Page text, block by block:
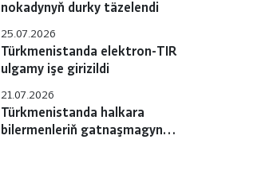
nokadynyň durky täzelendi
25.07.2026
Türkmenistanda elektron-TIR
ulgamy işe girizildi
21.07.2026
Türkmenistanda halkara
bilermenleriň gatnaşmagynda